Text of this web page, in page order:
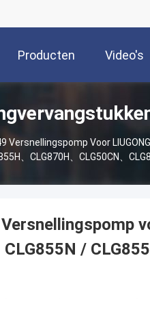
Producten Video's
Versnellingspomp Voor
、CLG870H、CLG50CN、
CLG855N /